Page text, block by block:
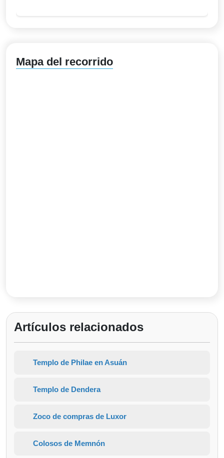
Mapa del recorrido
Artículos relacionados
Templo de Philae en Asuán
Templo de Dendera
Zoco de compras de Luxor
Colosos de Memnón